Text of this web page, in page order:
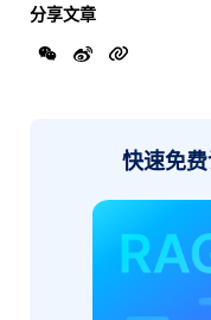
分享文章
快速免